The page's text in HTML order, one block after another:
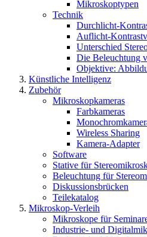
Mikroskoptypen
Technik
Durchlicht-
Auflicht-
Unterschied
Die Beleuchtung
Objektive:
Künstliche Intelligenz
Zubehör
Mikroskopkameras
Farbkameras
Wireless Sharing
Kamera-Adapter
Software
Stative für
Beleuchtung für
Diskussionsbrücken
Teilekatalog
Mikroskop-Verleih
Mikroskope für
Industrie- und